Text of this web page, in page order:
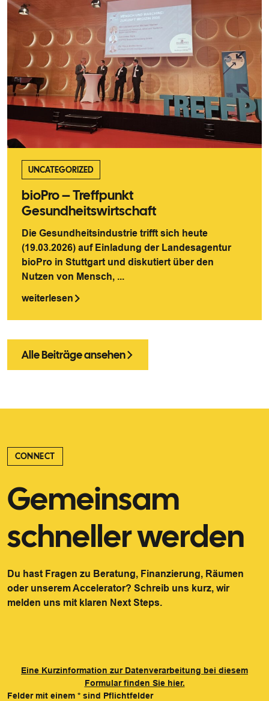
UNCATEGORIZED
bioPro – Treffpunkt
Gesundheitswirtschaft
Die Gesundheitsindustrie trifft sich heute
(19.03.2026) auf Einladung der Landesagentur
bioPro in Stuttgart und diskutiert über den
Nutzen von Mensch, ...
weiterlesen
Alle Beiträge ansehen
CONNECT
Gemeinsam
schneller werden
Du hast Fragen zu Beratung, Finanzierung, Räumen
oder unserem Accelerator? Schreib uns kurz, wir
melden uns mit klaren Next Steps.
Eine Kurzinformation zur Datenverarbeitung bei diesem
Formular finden Sie hier.
Felder mit einem * sind Pflichtfelder